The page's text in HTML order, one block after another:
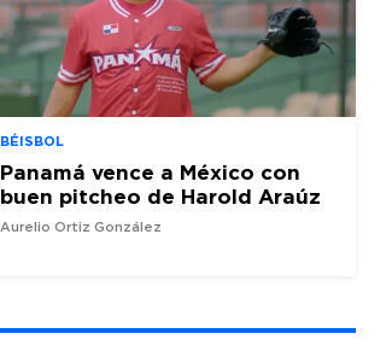
BÉISBOL
Panamá vence a México con
buen pitcheo de Harold Araúz
Aurelio Ortiz González